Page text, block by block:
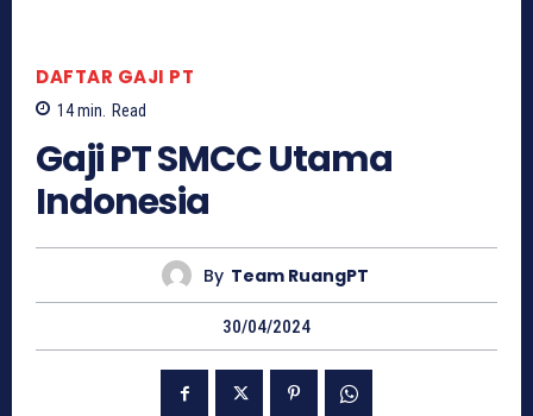
DAFTAR GAJI PT
14min. Read
Gaji PT SMCC Utama
Indonesia
By Team RuangPT
30/04/2024